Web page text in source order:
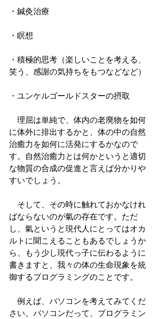
・鍼灸治療
・瞑想
・積極的思考（楽しいことを考える、
笑う、感謝の気持ちをもつなどなど）
・ユンケルゴールドスターの摂取
理屈は単純で、体内の老廃物を如何
に体外に排出するかと、体の中の自然
治癒力を如何に活発にするかなので
す。自然治癒力とは何かというと適切
な物質の合成の促進と言えば分かりや
すいでしょう。
そして、その時に触れておかなけれ
ばならないのが氣の存在です。ただ
し、氣というと現代人にとってはオカ
ルトに聞こえることもあるでしょうか
ら、もう少し現代っ子に伝わるように
書きますと、我々の体の生命現象を統
御するプログラミングのことです。
例えば、パソコンを考えてみてくだ
さい。パソコンだって、プログラミン